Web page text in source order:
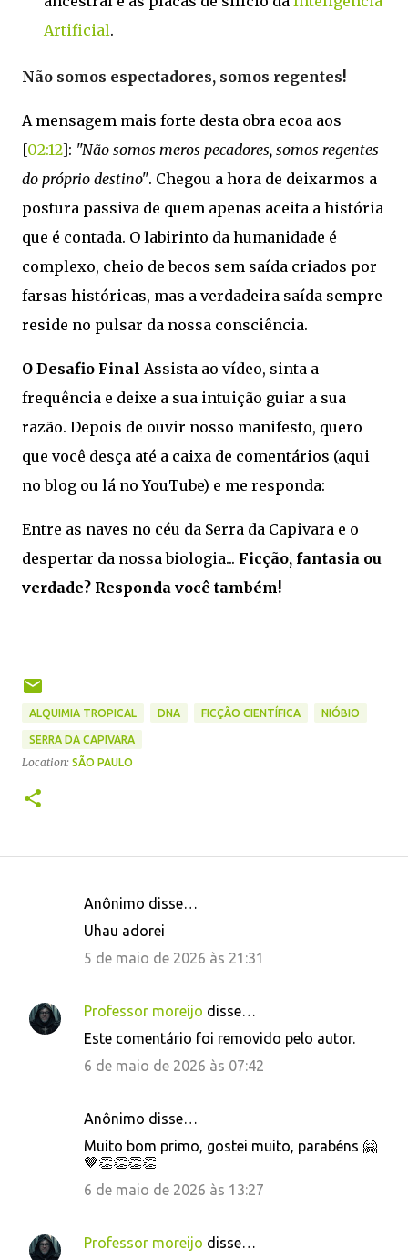
Artificial.
Não somos espectadores, somos regentes!
A mensagem mais forte desta obra ecoa aos
[02:12]: "Não somos meros pecadores, somos regentes
do próprio destino". Chegou a hora de deixarmos a
postura passiva de quem apenas aceita a história
que é contada. O labirinto da humanidade é
complexo, cheio de becos sem saída criados por
farsas históricas, mas a verdadeira saída sempre
reside no pulsar da nossa consciência.
O Desafio Final Assista ao vídeo, sinta a
frequência e deixe a sua intuição guiar a sua
razão. Depois de ouvir nosso manifesto, quero
que você desça até a caixa de comentários (aqui
no blog ou lá no YouTube) e me responda:
Entre as naves no céu da Serra da Capivara e o
despertar da nossa biologia... Ficção, fantasia ou
verdade? Responda você também!
ALQUIMIA TROPICAL DNA FICÇÃO CIENTÍFICA NIÓBIO
SERRA DA CAPIVARA
Location: SÃO PAULO
n
Anônimo disse…
Uhau adorei
5 de maio de 2026 às 21:31
Professor moreijo disse…
Este comentário foi removido pelo autor.
6 de maio de 2026 às 07:42
Anônimo disse…
Muito bom primo, gostei muito, parabéns 🤗
🤎👏👏👏👏
6 de maio de 2026 às 13:27
Professor moreijo disse…